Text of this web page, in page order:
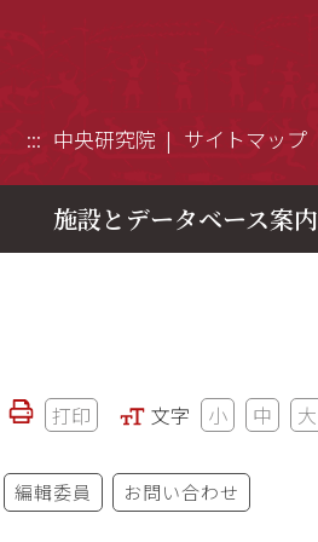
::: 中央研究院 サイトマップ
施設とデータベース案内
打印 文字 小 中 大
編輯委員 お問い合わせ